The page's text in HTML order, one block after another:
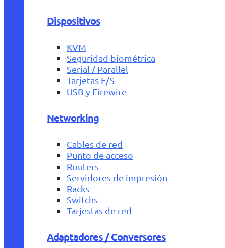
Dispositivos
KVM
Seguridad biométrica
Serial / Parallel
Tarjetas E/S
USB y Firewire
Networking
Cables de red
Punto de acceso
Routers
Servidores de impresión
Racks
Switchs
Tarjestas de red
Adaptadores / Conversores